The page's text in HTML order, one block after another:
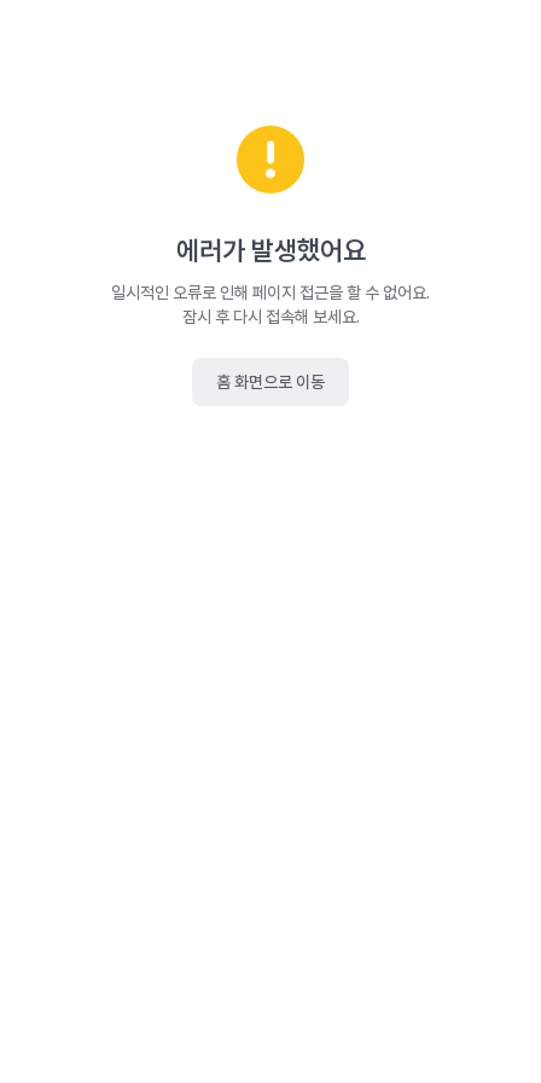
에러가 발생했어요
일시적인 오류로 인해 페이지 접근을 할 수 없어요.
잠시 후 다시 접속해 보세요.
홈 화면으로 이동